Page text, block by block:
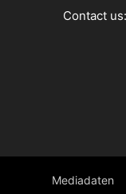
Contact us:
Mediadaten